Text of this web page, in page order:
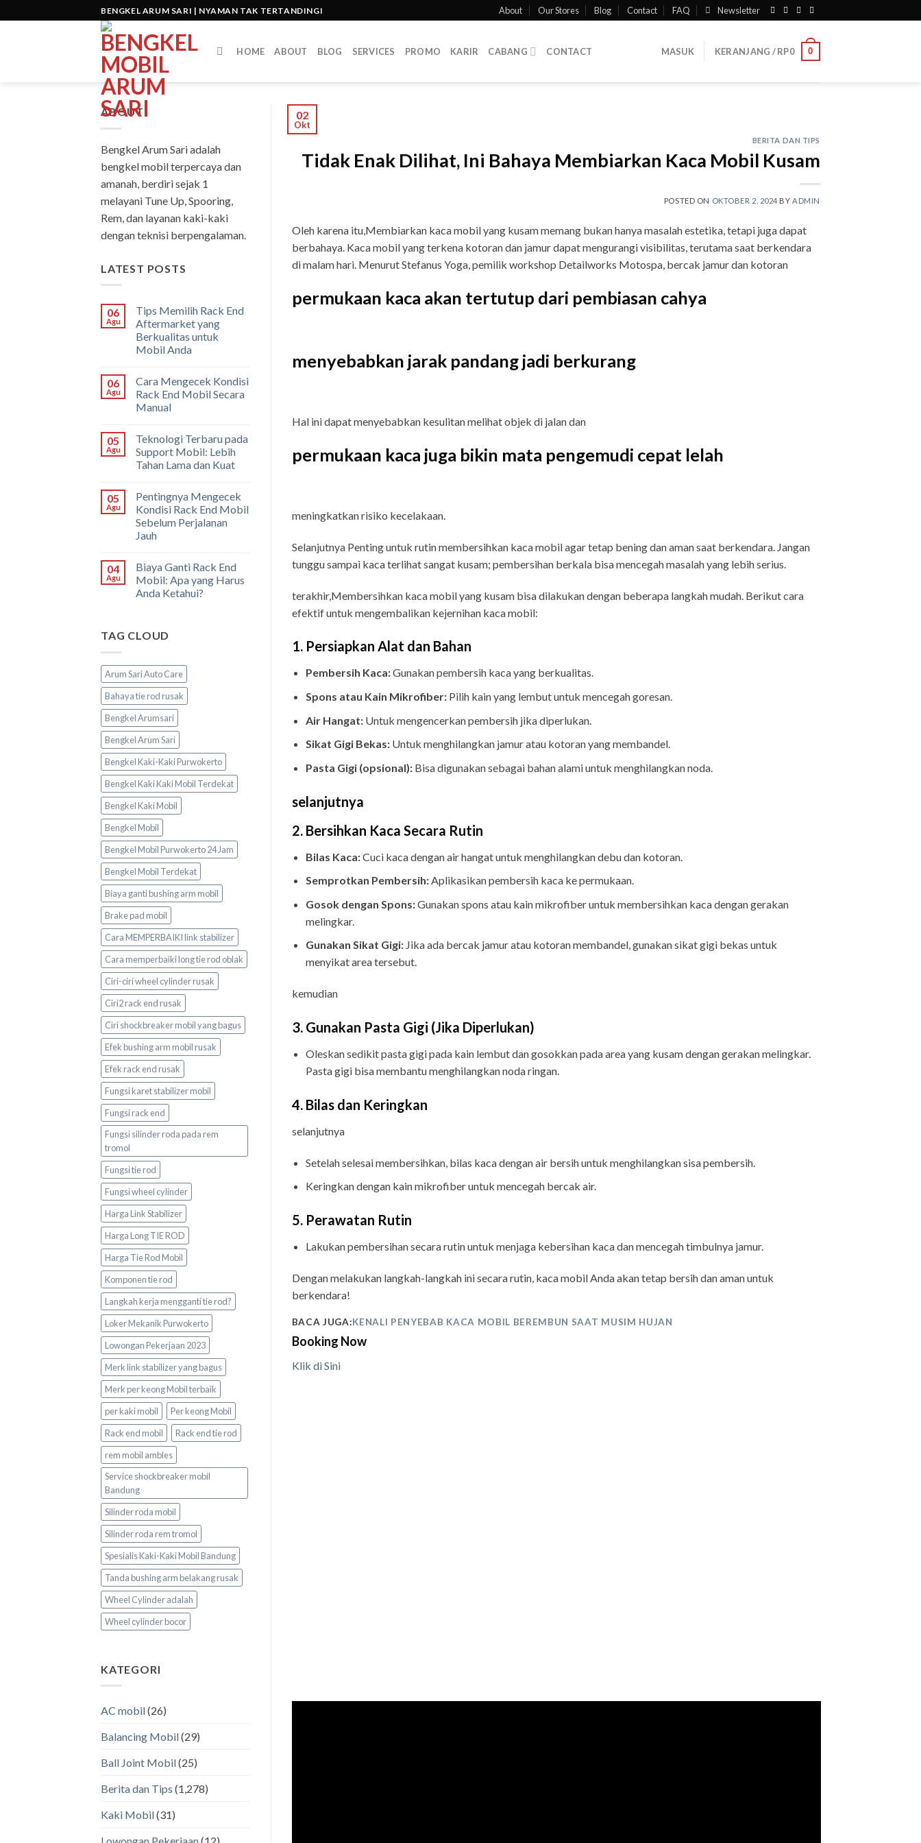
to
BENGKEL ARUM SARI | NYAMAN TAK TERTANDINGI About Our Stores Blog Contact FAQ Newsletter
HOME ABOUT BLOG SERVICES PROMO KARIR CABANG CONTACT MASUK KERANJANG /RP0 0
ABOUT
Bengkel Arum Sari adalah
bengkel mobil terpercaya dan
amanah, berdiri sejak 1
melayani Tune Up, Spooring,
Rem, dan layanan kaki-kaki
dengan teknisi berpengalaman.
LATEST POSTS
06
Agu
Tips Memilih Rack End
Aftermarket yang
Berkualitas untuk
Mobil Anda
06
Agu
Cara Mengecek Kondisi
Rack End Mobil Secara
Manual
05
Agu
Teknologi Terbaru pada
Support Mobil: Lebih
Tahan Lama dan Kuat
05
Agu
Pentingnya Mengecek
Kondisi Rack End Mobil
Sebelum Perjalanan
Jauh
04
Agu
Biaya Ganti Rack End
Mobil: Apa yang Harus
Anda Ketahui?
TAG CLOUD
Arum Sari Auto Care
Bahaya tie rod rusak
Bengkel Arumsari
Bengkel Arum Sari
Bengkel Kaki-Kaki Purwokerto
Bengkel Kaki Kaki Mobil Terdekat
Bengkel Kaki Mobil
Bengkel Mobil
Bengkel Mobil Purwokerto 24 Jam
Bengkel Mobil Terdekat
Biaya ganti bushing arm mobil
Brake pad mobil
Cara MEMPERBAIKI link stabilizer
Cara memperbaiki long tie rod oblak
Ciri-ciri wheel cylinder rusak
Ciri2 rack end rusak
Ciri shockbreaker mobil yang bagus
Efek bushing arm mobil rusak
Efek rack end rusak
Fungsi karet stabilizer mobil
Fungsi rack end
Fungsi silinder roda pada rem
tromol
Fungsi tie rod
Fungsi wheel cylinder
Harga Link Stabilizer
Harga Long TIE ROD
Harga Tie Rod Mobil
Komponen tie rod
Langkah kerja mengganti tie rod?
Loker Mekanik Purwokerto
Lowongan Pekerjaan 2023
Merk link stabilizer yang bagus
Merk per keong Mobil terbaik
per kaki mobil
Per keong Mobil
Rack end mobil
Rack end tie rod
rem mobil ambles
Service shockbreaker mobil
Bandung
Silinder roda mobil
Silinder roda rem tromol
Spesialis Kaki-Kaki Mobil Bandung
Tanda bushing arm belakang rusak
Wheel Cylinder adalah
Wheel cylinder bocor
KATEGORI
AC mobil(26)
Balancing Mobil(29)
Ball Joint Mobil(25)
Berita dan Tips (1,278)
Kaki Mobil(31)
02
Okt
BERITA DAN TIPS
Tidak Enak Dilihat, Ini Bahaya Membiarkan Kaca Mobil Kusam
POSTED ON OKTOBER 2, 2024 BY ADMIN
Oleh karena itu,Membiarkan kaca mobil yang kusam memang bukan hanya masalah estetika, tetapi juga dapat
berbahaya. Kaca mobil yang terkena kotoran dan jamur dapat mengurangi visibilitas, terutama saat berkendara
di malam hari. Menurut Stefanus Yoga, pemilik workshop Detailworks Motospa, bercak jamur dan kotoran
permukaan kaca akan tertutup dari pembiasan cahya
menyebabkan jarak pandang jadi berkurang
Hal ini dapat menyebabkan kesulitan melihat objek di jalan dan
permukaan kaca juga bikin mata pengemudi cepat lelah
meningkatkan risiko kecelakaan.
Selanjutnya Penting untuk rutin membersihkan kaca mobil agar tetap bening dan aman saat berkendara. Jangan
tunggu sampai kaca terlihat sangat kusam; pembersihan berkala bisa mencegah masalah yang lebih serius.
terakhir,Membersihkan kaca mobil yang kusam bisa dilakukan dengan beberapa langkah mudah. Berikut cara
efektif untuk mengembalikan kejernihan kaca mobil:
1. Persiapkan Alat dan Bahan
Pembersih Kaca:Gunakan pembersih kaca yang berkualitas.
Spons atau Kain Mikrofiber: Pilih kain yang lembut untuk mencegah goresan.
Air Hangat: Untuk mengencerkan pembersih jika diperlukan.
Sikat Gigi Bekas: Untuk menghilangkan jamur atau kotoran yang membandel.
Pasta Gigi (opsional): Bisa digunakan sebagai bahan alami untuk menghilangkan noda.
selanjutnya
2. Bersihkan Kaca Secara Rutin
Bilas Kaca:Cuci kaca dengan air hangat untuk menghilangkan debu dan kotoran.
Semprotkan Pembersih:Aplikasikan pembersih kaca ke permukaan.
Gosok dengan Spons:Gunakan spons atau kain mikrofiber untuk membersihkan kaca dengan gerakan
melingkar.
Gunakan Sikat Gigi: Jika ada bercak jamur atau kotoran membandel, gunakan sikat gigi bekas untuk
menyikat area tersebut.
kemudian
3. Gunakan Pasta Gigi (Jika Diperlukan)
Oleskan sedikit pasta gigi pada kain lembut dan gosokkan pada area yang kusam dengan gerakan melingkar.
Pasta gigi bisa membantu menghilangkan noda ringan.
4. Bilas dan Keringkan
selanjutnya
Setelah selesai membersihkan, bilas kaca dengan air bersih untuk menghilangkan sisa pembersih.
Keringkan dengan kain mikrofiber untuk mencegah bercak air.
5. Perawatan Rutin
Lakukan pembersihan secara rutin untuk menjaga kebersihan kaca dan mencegah timbulnya jamur.
Dengan melakukan langkah-langkah ini secara rutin, kaca mobil Anda akan tetap bersih dan aman untuk
berkendara!
BACA JUGA:KENALI PENYEBAB KACA MOBIL BEREMBUN SAAT MUSIM HUJAN
Booking Now
Klik di Sini